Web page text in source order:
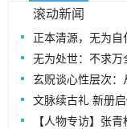
滚动新闻
正本清源，无为自
无为处世：不求万
玄贶谈心性层次
文脉续古礼 新册
【人物专访】张